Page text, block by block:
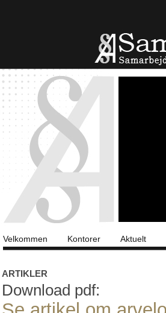
Velkommen Kontorer Aktuelt
ARTIKLER
Download pdf: